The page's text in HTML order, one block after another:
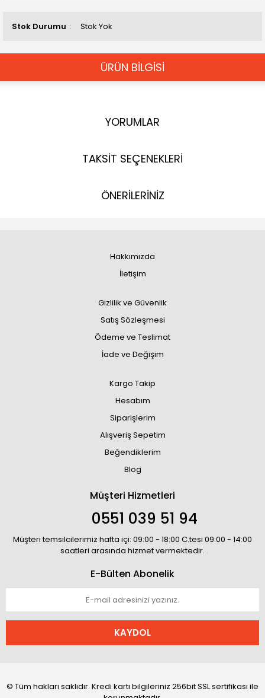
Stok Durumu Stok Yok
ÜRÜN BİLGİSİ
YORUMLAR
TAKSİT SEÇENEKLERİ
ÖNERİLERİNİZ
Hakkımızda
İletişim
Gizlilik ve Güvenlik
Satış Sözleşmesi
Ödeme ve Teslimat
İade ve Değişim
Kargo Takip
Hesabım
Siparişlerim
Alışveriş Sepetim
Beğendiklerim
Blog
Müşteri Hizmetleri
0551 039 51 94
Müşteri temsilcilerimiz hafta içi: 09:00 - 18:00 C.tesi 09:00 - 14:00
saatleri arasında hizmet vermektedir.
E-Bülten Abonelik
KAYDOL
© Tüm hakları saklıdır. Kredi kartı bilgileriniz 256bit SSL sertifikası ile